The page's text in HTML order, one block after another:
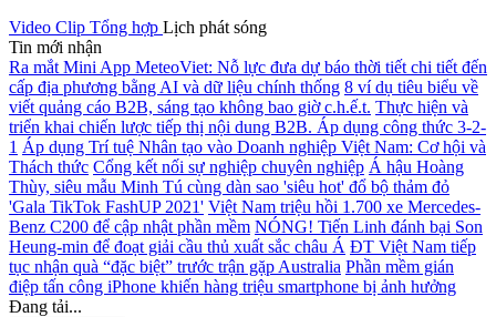
Video Clip Tổng hợp Lịch phát sóng
Tin mới nhận
Ra mắt Mini App MeteoViet: Nỗ lực đưa dự báo thời tiết chi tiết đến
cấp địa phương bằng AI và dữ liệu chính thống 8 ví dụ tiêu biểu về
viết quảng cáo B2B, sáng tạo không bao giờ c.h.ế.t. Thực hiện và
triển khai chiến lược tiếp thị nội dung B2B. Áp dụng công thức 3-2-
1 Áp dụng Trí tuệ Nhân tạo vào Doanh nghiệp Việt Nam: Cơ hội và
Thách thức Cổng kết nối sự nghiệp chuyên nghiệp Á hậu Hoàng
Thùy, siêu mẫu Minh Tú cùng dàn sao 'siêu hot' đổ bộ thảm đỏ
'Gala TikTok FashUP 2021' Việt Nam triệu hồi 1.700 xe Mercedes-
Benz C200 để cập nhật phần mềm NÓNG! Tiến Linh đánh bại Son
Heung-min để đoạt giải cầu thủ xuất sắc châu Á ĐT Việt Nam tiếp
tục nhận quà “đặc biệt” trước trận gặp Australia Phần mềm gián
điệp tấn công iPhone khiến hàng triệu smartphone bị ảnh hưởng
Đang tải...